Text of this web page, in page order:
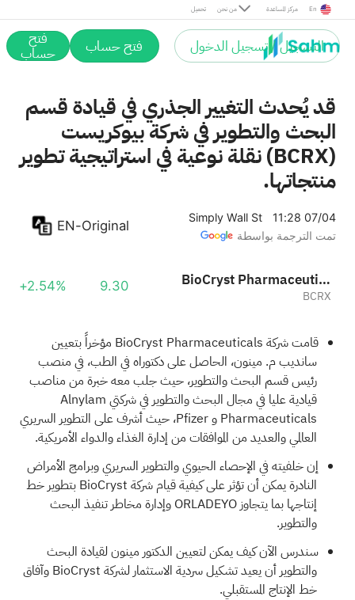
تحميل من نحن مركز المساعدة En
التسجيل / تسجيل الدخول فتح حساب فتح
حساب
قد يُحدث التغيير الجذري في قيادة قسم
البحث والتطوير في شركة بيوكريست
(BCRX) نقلة نوعية في استراتيجية تطوير
منتجاتها.
Simply Wall St
11:28 07/04
تمت الترجمة بواسطة
EN-Original
BioCryst Pharmaceuticals, Inc.
BCRX
9.30
+2.54%
قامت شركة BioCryst Pharmaceuticals مؤخراً بتعيين
سانديب م. مينون، الحاصل على دكتوراه في الطب، في منصب
رئيس قسم البحث والتطوير، حيث جلب معه خبرة من مناصب
قيادية عليا في مجال البحث والتطوير في شركتي Alnylam
Pharmaceuticals و Pfizer، حيث أشرف على التطوير السريري
العالمي والعديد من الموافقات من إدارة الغذاء والدواء الأمريكية.
إن خلفيته في الإحصاء الحيوي والتطوير السريري وبرامج الأمراض
النادرة يمكن أن تؤثر على كيفية قيام شركة BioCryst بتطوير خط
إنتاجها بما يتجاوز ORLADEYO وإدارة مخاطر تنفيذ البحث
والتطوير.
سندرس الآن كيف يمكن لتعيين الدكتور مينون لقيادة البحث
والتطوير أن يعيد تشكيل سردية الاستثمار لشركة BioCryst وآفاق
خط الإنتاج المستقبلي.